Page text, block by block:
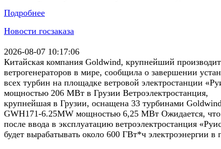
Подробнее
Новости госзаказа
2026-08-07 10:17:06
Китайская компания Goldwind, крупнейший
ветрогенераторов в мире, сообщила о завершении
всех турбин на площадке ветровой электростанции
мощностью 206 МВт в Грузии Ветроэлектростанция,
крупнейшая в Грузии, оснащена 33 турбинами
GWH171-6.25MW мощностью 6,25 МВт Ожидается, что
после ввода в эксплуатацию ветроэлектростанция
будет вырабатывать около 600 ГВт*ч электроэнергии в